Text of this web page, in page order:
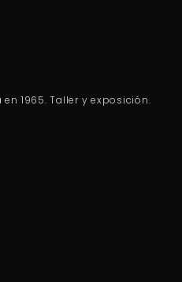
1965. Taller y exposición.